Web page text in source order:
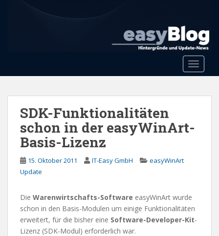
Toggle
SDK-Funktionalitäten
schon in der easyWinArt-
Basis-Lizenz
15. Oktober 2011 IT-Easy GmbH
easyWinArt
Update
Die Warenwirtschafts-Software easyWinArt wurde
schon in den Basis-Modulen um einige Funktionalitäten
erweitert, für die bisher eine Software-Developer-Kit-
Lizenz (SDK-Modul) erforderlich war.